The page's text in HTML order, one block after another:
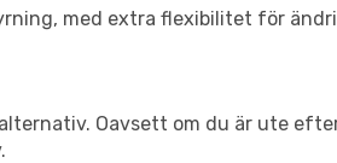
med extra flexibilitet för
Oavsett om du är ute